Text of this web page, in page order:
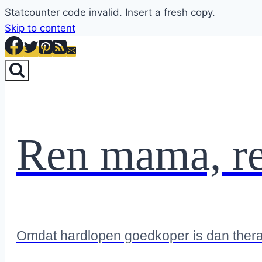
Statcounter code invalid. Insert a fresh copy.
Skip to content
Ren mama,
Omdat hardlopen goedkoper is dan